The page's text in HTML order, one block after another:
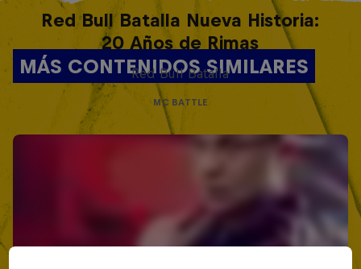
MÁS CONTENIDOS SIMILARES
Red Bull Batalla Nueva Historia:
20 Años de Rimas
Red Bull Batalla
MC BATTLE